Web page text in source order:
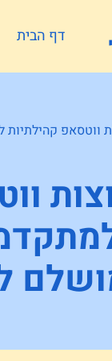
דף הבית
קבוצות ווטסאפ